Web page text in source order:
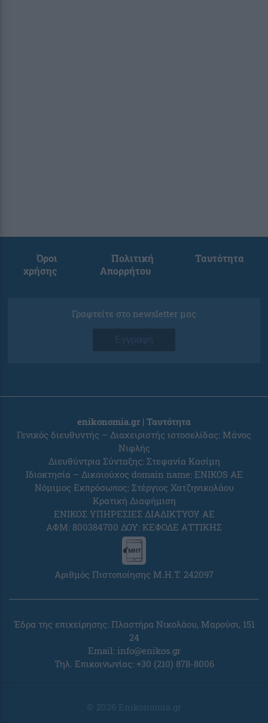
Όροι
χρήσης
Πολιτική
Απορρήτου
Ταυτότητα
Γραφτείτε στο newsletter μας
Εγγραφή
enikonomia.gr | Ταυτότητα
Γενικός διευθυντής – Διαχειριστής ιστοσελίδας: Μάνος
Νιφλής
Διευθύντρια Σύνταξης: Στεφανία Κασίμη
Ιδιοκτησία – Δικαιούχος domain name: ENIKOS AE
Νόμιμος Εκπρόσωπος: Στέργιος Χατζηνικολάου
Κρατική Διαφήμιση
ΕΝΙΚΟΣ ΥΠΗΡΕΣΙΕΣ ΔΙΑΔΙΚΤΥΟΥ ΑΕ
ΑΦΜ: 800384700 ΔΟΥ: ΚΕΦΟΔΕ ΑΤΤΙΚΗΣ
Αριθμός Πιστοποίησης Μ.Η.Τ. 242097
Έδρα της επιχείρησης: Πλαστήρα Νικολάου, Μαρούσι, 151
24
Email: info@enikos.gr
Τηλ. Επικοινωνίας: +30 (210) 878-8006